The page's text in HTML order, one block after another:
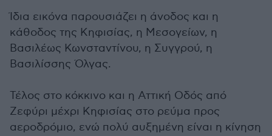
Ίδια εικόνα παρουσιάζει η άνοδος και η
κάθοδος της Κηφισίας, η Μεσογείων, η
Βασιλέως Κωνσταντίνου, η Συγγρού, η
Βασιλίσσης Όλγας.
Τέλος στο κόκκινο και η Αττική Οδός από
Ζεφύρι μέχρι Κηφισίας στο ρεύμα προς
αεροδρόμιο, ενώ πολύ αυξημένη είναι η κίνηση